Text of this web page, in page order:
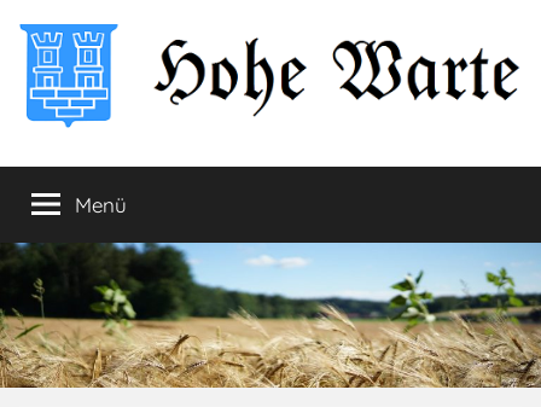
Inhalt
springen
Hohe
Warte
Startseite
Menü